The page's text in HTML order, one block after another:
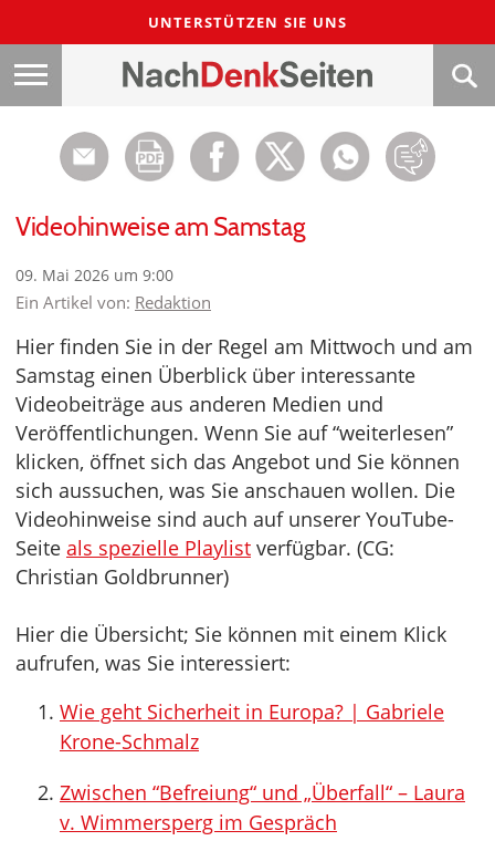
UNTERSTÜTZEN SIE UNS
Videohinweise am Samstag
09. Mai 2026 um 9:00
Ein Artikel von: Redaktion
Hier finden Sie in der Regel am Mittwoch und am
Samstag einen Überblick über interessante
Videobeiträge aus anderen Medien und
Veröffentlichungen. Wenn Sie auf “weiterlesen”
klicken, öffnet sich das Angebot und Sie können
sich aussuchen, was Sie anschauen wollen. Die
Videohinweise sind auch auf unserer YouTube-
Seite als spezielle Playlist verfügbar. (CG:
Christian Goldbrunner)
Hier die Übersicht; Sie können mit einem Klick
aufrufen, was Sie interessiert:
Wie geht Sicherheit in Europa? | Gabriele
Krone-Schmalz
Zwischen “Befreiung“ und „Überfall“ – Laura
v. Wimmersperg im Gespräch